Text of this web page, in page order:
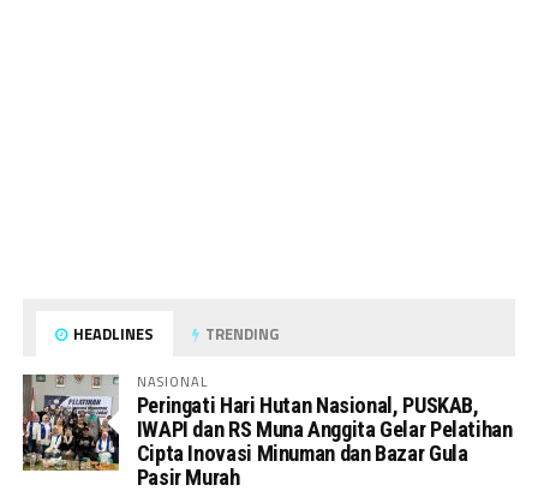
HEADLINES TRENDING
NASIONAL
Peringati Hari Hutan Nasional, PUSKAB,
IWAPI dan RS Muna Anggita Gelar Pelatihan
Cipta Inovasi Minuman dan Bazar Gula
Pasir Murah